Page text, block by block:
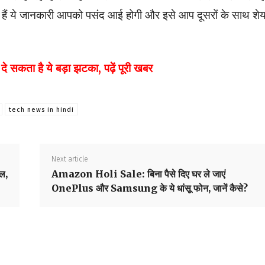
हैं ये जानकारी आपको पसंद आई होगी और इसे आप दूसरों के साथ
है ये बड़ा झटका, पढ़ें पूरी खबर
tech news in hindi
Next article
Amazon Holi Sale: बिना पैसे दिए घर ले जाएं
OnePlus और Samsung के ये धांसू फोन, जानें कैसे?